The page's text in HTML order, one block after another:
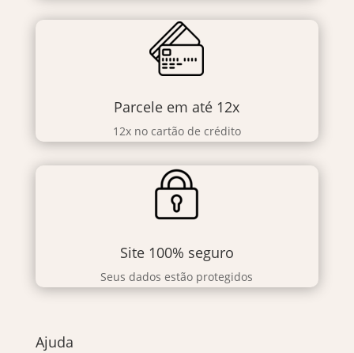
Parcele em até 12x
12x no cartão de crédito
Site 100% seguro
Seus dados estão protegidos
Ajuda